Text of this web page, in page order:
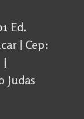
Ed.
| Cep:
|
Judas